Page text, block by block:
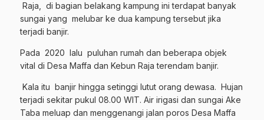
Raja, di bagian belakang kampung ini terdapat banyak
sungai yang melubar ke dua kampung tersebut jika
terjadi banjir.
Pada 2020 lalu puluhan rumah dan beberapa objek
vital di Desa Maffa dan Kebun Raja terendam banjir.
Kala itu banjir hingga setinggi lutut orang dewasa. Hujan
terjadi sekitar pukul 08.00 WIT. Air irigasi dan sungai Ake
Taba meluap dan menggenangi jalan poros Desa Maffa